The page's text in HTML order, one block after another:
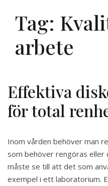
Tag:
arbete
Effektiva
för total
Inom vården behöver man
som behöver rengöras eller
måste se till att det som
exempel i ett laboratorium.